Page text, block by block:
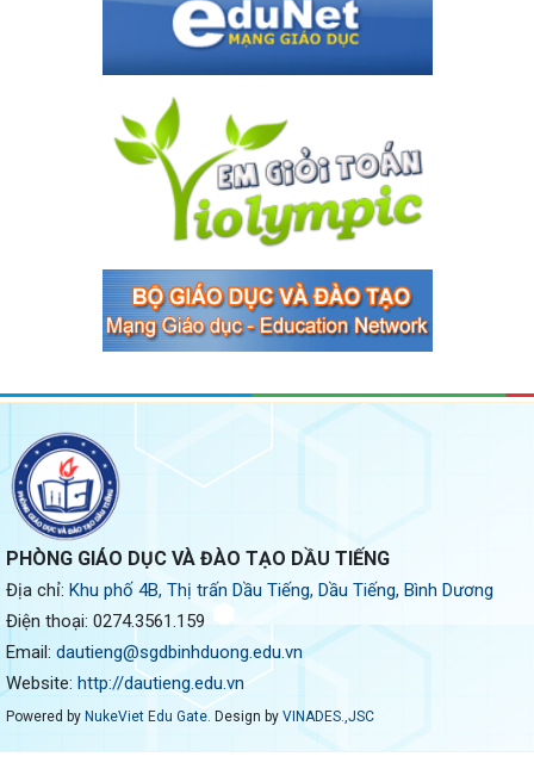
PHÒNG GIÁO DỤC VÀ ĐÀO TẠO DẦU TIẾNG
Địa chỉ: Khu phố 4B, Thị trấn Dầu Tiếng, Dầu Tiếng, Bình Dương
Điện thoại: 0274.3561.159
Email: dautieng@sgdbinhduong.edu.vn
Website: http://dautieng.edu.vn
Powered by NukeViet Edu Gate. Design by VINADES.,JSC